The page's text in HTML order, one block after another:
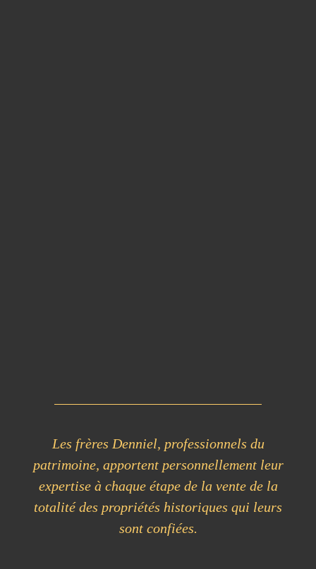
Les frères Denniel, professionnels du
patrimoine, apportent personnellement leur
expertise à chaque étape de la vente de la
totalité des propriétés historiques qui leurs
sont confiées.